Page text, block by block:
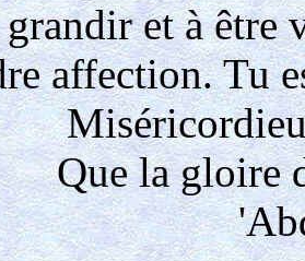
grandir et à être
affection. Tu
Que la gloire